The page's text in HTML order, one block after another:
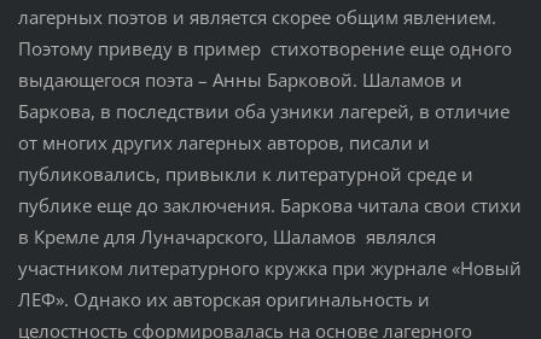
лагерных поэтов и является скорее общим явлением.
Поэтому приведу в пример стихотворение еще одного
выдающегося поэта – Анны Барковой. Шаламов и
Баркова, в последствии оба узники лагерей, в отличие
от многих других лагерных авторов, писали и
публиковались, привыкли к литературной среде и
публике еще до заключения. Баркова читала свои стихи
в Кремле для Луначарского, Шаламов являлся
участником литературного кружка при журнале «Новый
ЛЕФ». Однако их авторская оригинальность и
целостность сформировалась на основе лагерного